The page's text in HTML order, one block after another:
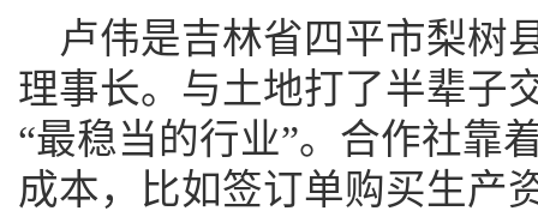
卢伟是吉林省四平市梨树
理事长。与土地打了半辈子
“最稳当的行业”。合作社靠
成本，比如签订单购买生产